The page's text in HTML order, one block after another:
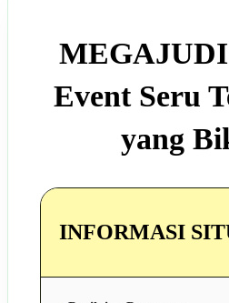
Event Seru
yang
INFORMASI